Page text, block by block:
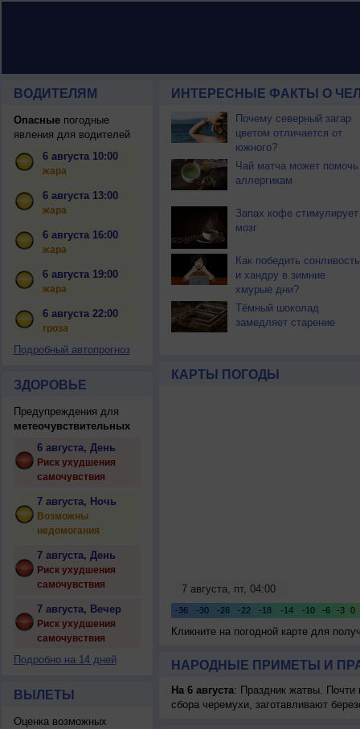
ВОДИТЕЛЯМ
Опасныепогодные
явления для водителей
6 августа 10:00
жара
6 августа 13:00
жара
6 августа 16:00
жара
6 августа 19:00
жара
6 августа 22:00
гроза
Подробный автопрогноз
ЗДОРОВЬЕ
Предупреждения для
метеочувствительных
6 августа, День
Риск ухудшения
самочувствия
7 августа, Ночь
Возможны
недомогания
7 августа, День
Риск ухудшения
самочувствия
7 августа, Вечер
Риск ухудшения
самочувствия
Подробно на 14 дней
ВЫЛЕТЫ
Оценка возможных
ИНТЕРЕСНЫЕ ФАКТЫ О
Почему северный загар
цветом отличается от
южного?
Чай матча может помочь
аллергикам
Запах кофе стимулирует
мозг
Как победить сонливость
и хандру в зимние
хмурые дни?
Тёмный шоколад
замедляет старение
КАРТЫ ПОГОДЫ
Кликните на погодной карте для
НАРОДНЫЕ ПРИМЕТЫ И
На 6 августа: Праздник жатвы. Почти
сбора черемухи, заготавливают